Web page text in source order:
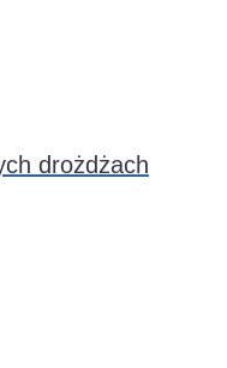
drożdżach